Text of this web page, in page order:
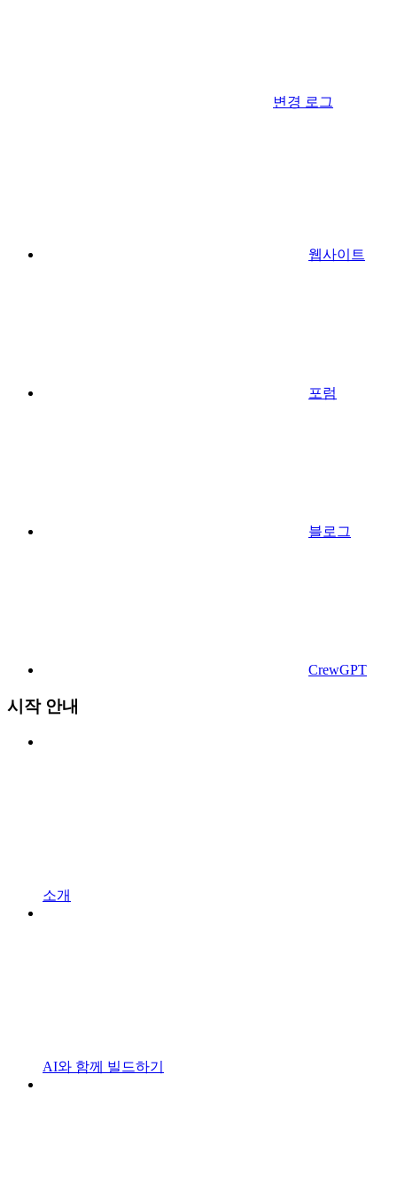
변경 로그
웹사이트
포럼
블로그
CrewGPT
시작 안내
소개
AI와 함께 빌드하기